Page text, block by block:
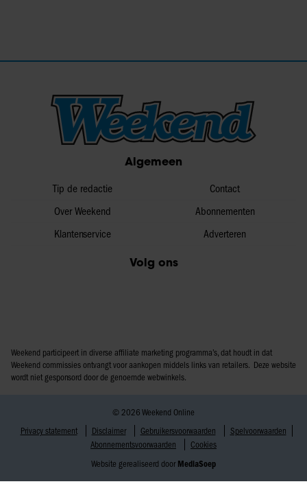
Algemeen
Tip de redactie
Over Weekend
Klantenservice
Contact
Abonnementen
Adverteren
Volg ons
Weekend participeert in diverse affiliate marketing programma’s, dat houdt in dat
Weekend commissies ontvangt voor aankopen middels links van retailers. Deze website
wordt niet gesponsord door de genoemde webwinkels.
© 2026 Weekend Online
Privacy statement
Disclaimer Gebruikersvoorwaarden
Spelvoorwaarden
Abonnementsvoorwaarden
Cookies
Website gerealiseerd door MediaSoep